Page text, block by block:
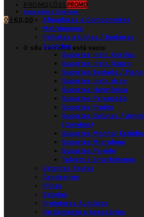
PROMOÇÕESPROMO
0 / €0,00
O seu carrinho está vazio
Acessórios Diversos
Afinadores e Componentes
Metrónomos
Palhetas e Unhas / Dedeiras
Suportes
Suportes Instr. Cordas
Suportes Instr. Sopro
Suportes Teclado / Piano
Suportes Instr. Arco
Suportes Harmónica
Suportes Percussão
Suportes Pratos
Suportes Colunas /
(Combos)
Suportes Monitor Estúdio
Suportes Microfone
Suportes Parede
Tablets / Smartphones
Estantes Pautas
Candeeiros
Pilhas
Batutas
Protetores Auditivos
Fardamento e Acessórios